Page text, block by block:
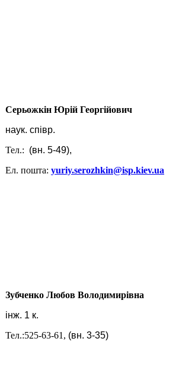
Серьожкін Юрій Георгійович
наук. співр.
Тел.: (вн. 5-49),
Ел. пошта: yuriy.serozhkin@isp.kiev.ua
Зубченко Любов Володимирівна
інж. 1 к.
Тел.:525-63-61, (вн. 3-35)